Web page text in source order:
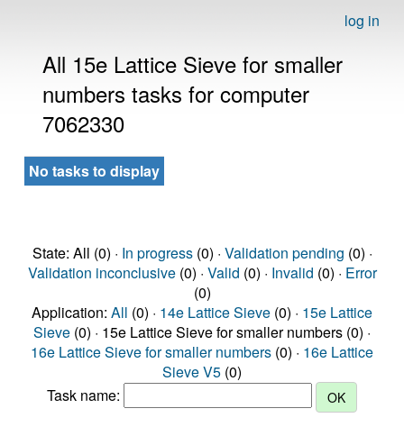
log in
All 15e Lattice Sieve for smaller
numbers tasks for computer
7062330
No tasks to display
State: All (0) · In progress(0) · Validation pending (0) ·
Validation inconclusive(0) · Valid (0) · Invalid (0) · Error
(0)
Application: All (0) · 14e Lattice Sieve (0) · 15e Lattice
Sieve (0) · 15e Lattice Sieve for smaller numbers (0) ·
16e Lattice Sieve for smaller numbers (0) · 16e Lattice
Sieve V5 (0)
Task name: